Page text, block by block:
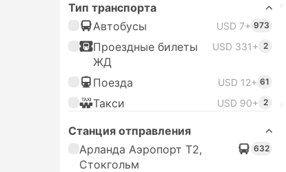
Тип транспорта
Автобусы
USD 7+ 973
Проездные билеты
ЖД
USD 331+ 2
Поезда USD 12+ 61
Такси USD 90+ 2
Станция отправления
Арланда Аэропорт T2,
Стокгольм
632